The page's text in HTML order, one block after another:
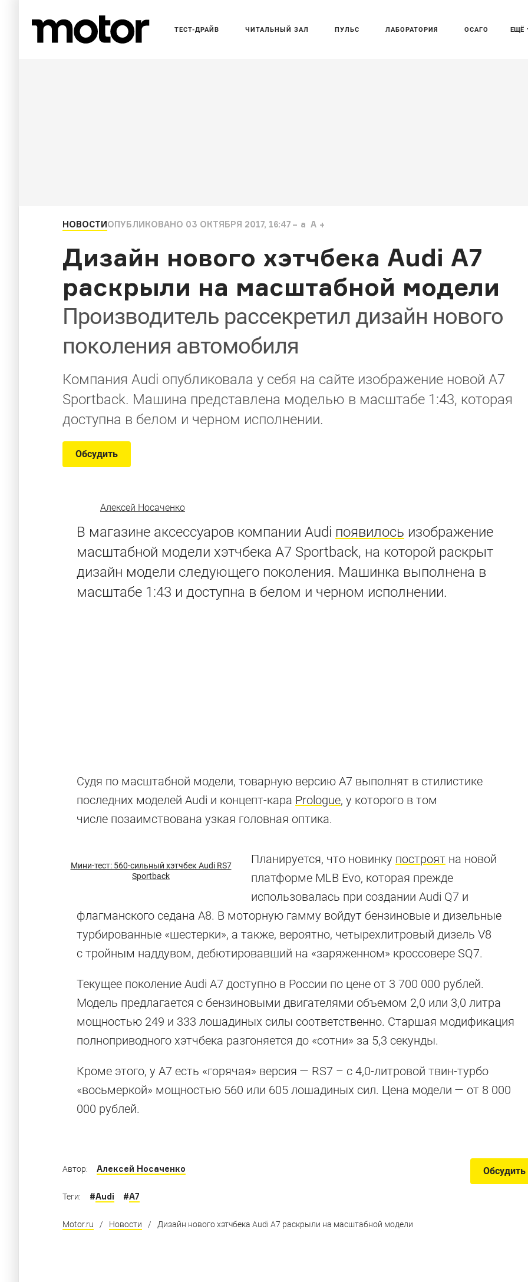
ЕЩЁ
ТЕСТ-ДРАЙВ ЧИТАЛЬНЫЙ ЗАЛ ПУЛЬС ЛАБОРАТОРИЯ ОСАГО
НОВОСТИОПУБЛИКОВАНО 03 ОКТЯБРЯ 2017, 16:47 a A
Дизайн нового хэтчбека Audi A7
раскрыли на масштабной модели
Производитель рассекретил дизайн нового
поколения автомобиля
Компания Audi опубликовала у себя на сайте изображение новой A7
Sportback. Машина представлена моделью в масштабе 1:43, которая
доступна в белом и черном исполнении.
Обсудить
Алексей Носаченко
В магазине аксессуаров компании Audi появилось изображение
масштабной модели хэтчбека A7 Sportback, на которой раскрыт
дизайн модели следующего поколения. Машинка выполнена в
масштабе 1:43 и доступна в белом и черном исполнении.
Судя по масштабной модели, товарную версию A7 выполнят в стилистике
последних моделей Audi и концепт-кара Prologue, у которого в том
числе позаимствована узкая головная оптика.
Мини-тест: 560-сильный хэтчбек Audi RS7
Sportback
Планируется, что новинку построят на новой
платформе MLB Evo, которая прежде
использовалась при создании Audi Q7 и
флагманского седана A8. В моторную гамму войдут бензиновые и дизельные
турбированные «шестерки», а также, вероятно, четырехлитровый дизель V8
с тройным наддувом, дебютировавший на «заряженном» кроссовере SQ7.
Текущее поколение Audi A7 доступно в России по цене от 3 700 000 рублей.
Модель предлагается с бензиновыми двигателями объемом 2,0 или 3,0 литра
мощностью 249 и 333 лошадиных силы соответственно. Старшая модификация
полноприводного хэтчбека разгоняется до «сотни» за 5,3 секунды.
Кроме этого, у A7 есть «горячая» версия — RS7 – c 4,0-литровой твин-турбо
«восьмеркой» мощностью 560 или 605 лошадиных сил. Цена модели — от 8 000
000 рублей.
Жутко быстрые седаны (и
только)
Четырех- и пятидверки, которые так же быстры, как суперкары
Обсудить
Автор: Алексей Носаченко
Теги: #Audi #A7
Motor.ru / Новости / Дизайн нового хэтчбека Audi A7 раскрыли на масштабной модели